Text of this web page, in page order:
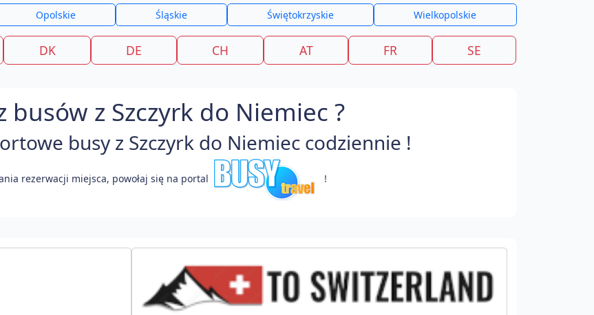
Opolskie Śląskie Świętokrzyskie Wielkopolskie
DK DE CH AT FR SE
busów z Szczyrk do Niemiec ?
busy z Szczyrk do Niemiec codziennie !
rezerwacji miejsca, powołaj się na portal !